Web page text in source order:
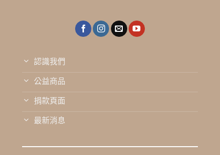
認識我們
公益商品
捐款頁面
最新消息